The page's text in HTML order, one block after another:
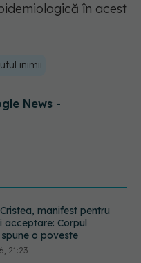
în acest
inimii
News -
Gheorghiță intră în
al revistei
din Nature